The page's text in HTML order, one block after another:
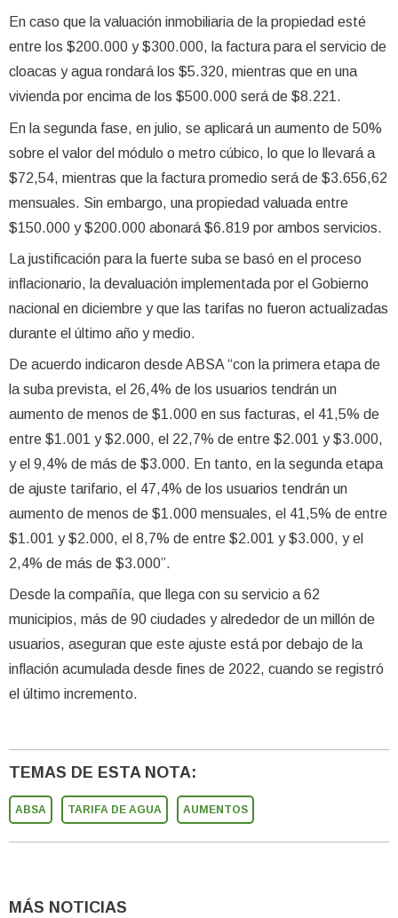
En caso que la valuación inmobiliaria de la propiedad esté
entre los $200.000 y $300.000, la factura para el servicio de
cloacas y agua rondará los $5.320, mientras que en una
vivienda por encima de los $500.000 será de $8.221.
En la segunda fase, en julio, se aplicará un aumento de 50%
sobre el valor del módulo o metro cúbico, lo que lo llevará a
$72,54, mientras que la factura promedio será de $3.656,62
mensuales. Sin embargo, una propiedad valuada entre
$150.000 y $200.000 abonará $6.819 por ambos servicios.
La justificación para la fuerte suba se basó en el proceso
inflacionario, la devaluación implementada por el Gobierno
nacional en diciembre y que las tarifas no fueron actualizadas
durante el último año y medio.
De acuerdo indicaron desde ABSA “con la primera etapa de
la suba prevista, el 26,4% de los usuarios tendrán un
aumento de menos de $1.000 en sus facturas, el 41,5% de
entre $1.001 y $2.000, el 22,7% de entre $2.001 y $3.000,
y el 9,4% de más de $3.000. En tanto, en la segunda etapa
de ajuste tarifario, el 47,4% de los usuarios tendrán un
aumento de menos de $1.000 mensuales, el 41,5% de entre
$1.001 y $2.000, el 8,7% de entre $2.001 y $3.000, y el
2,4% de más de $3.000”.
Desde la compañía, que llega con su servicio a 62
municipios, más de 90 ciudades y alrededor de un millón de
usuarios, aseguran que este ajuste está por debajo de la
inflación acumulada desde fines de 2022, cuando se registró
el último incremento.
TEMAS DE ESTA NOTA:
ABSA TARIFA DE AGUA AUMENTOS
MÁS NOTICIAS